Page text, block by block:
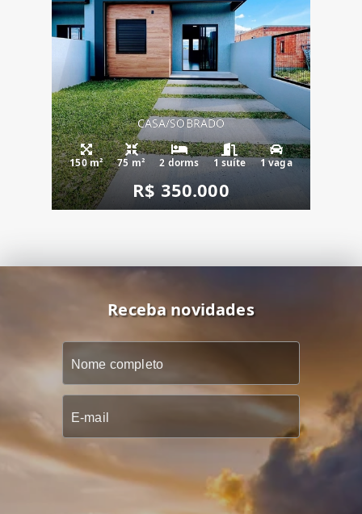
CASA/SOBRADO
150 m² 75 m² 2 dorms 1 suíte 1 vaga
R$ 350.000
Receba novidades